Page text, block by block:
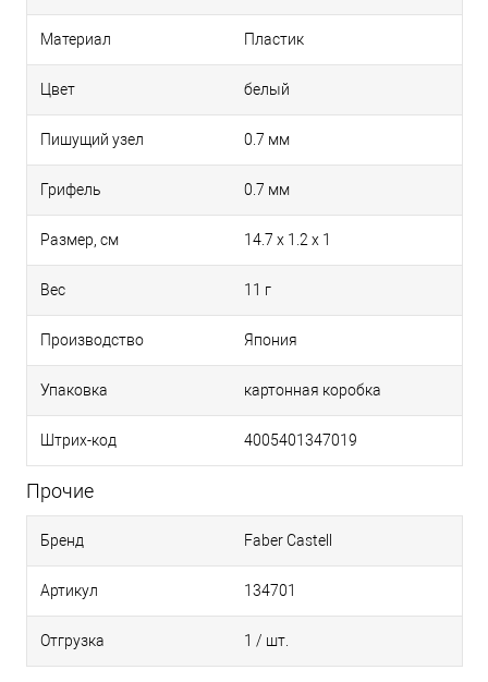
Материал Пластик
Цвет белый
Пишущий узел 0.7 мм
Грифель 0.7 мм
Размер, см 14.7 x 1.2 x 1
Вес 11 г
Производство Япония
Упаковка картонная коробка
Штрих-код 4005401347019
Прочие
Бренд Faber Castell
Артикул 134701
Отгрузка 1 / шт.